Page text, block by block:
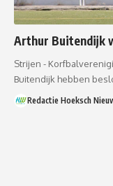
Arthur Buitendijk
Strijen -
Buitendijk hebben
Redactie Hoeksch